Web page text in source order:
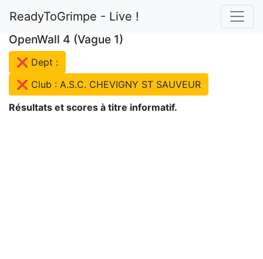
ReadyToGrimpe - Live !
OpenWall 4 (Vague 1)
❌ Dept :
❌ Club : A.S.C. CHEVIGNY ST SAUVEUR
Résultats et scores à titre informatif.